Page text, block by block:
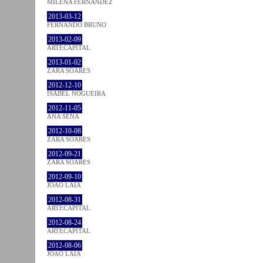
MILENA FÉRNANDEZ
2013-03-12
FERNANDO BRUNO
2013-02-09
ARTECAPITAL
2013-01-02
ZARA SOARES
2012-12-10
ISABEL NOGUEIRA
2012-11-05
ANA SENA
2012-10-08
ZARA SOARES
2012-09-21
ZARA SOARES
2012-09-10
JOÃO LAIA
2012-08-31
ARTECAPITAL
2012-08-24
ARTECAPITAL
2012-08-06
JOÃO LAIA